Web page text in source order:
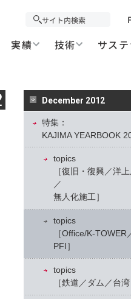
実績 技術 サス
December 2012
特集：
KAJIMA YEARBOOK
topics
［復旧・復興／洋
／
無人化施工］
topics
［Office/K-TOWER
PFI］
topics
［鉄道／ダム／台湾